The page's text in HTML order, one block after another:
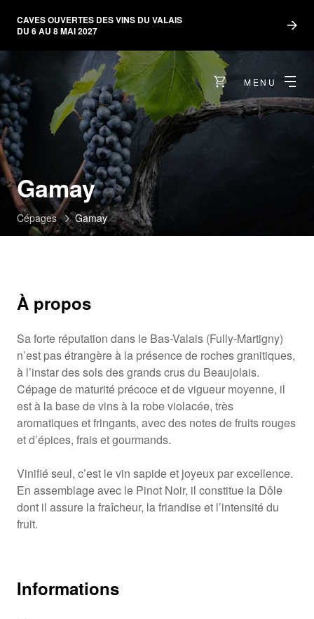
CAVES OUVERTES DES VINS DU VALAIS
DU 6 AU 8 MAI 2027
MENU
Gamay
Cépages Gamay
À propos
Sa forte réputation dans le Bas-Valais (Fully-Martigny)
n’est pas étrangère à la présence de roches granitiques,
à l’instar des sols des grands crus du Beaujolais.
Cépage de maturité précoce et de vigueur moyenne, il
est à la base de vins à la robe violacée, très
aromatiques et fringants, avec des notes de fruits rouges
et d’épices, frais et gourmands.
Vinifié seul, c’est le vin sapide et joyeux par excellence.
En assemblage avec le Pinot Noir, il constitue la Dôle
dont il assure la fraîcheur, la friandise et l’intensité du
fruit.
Informations